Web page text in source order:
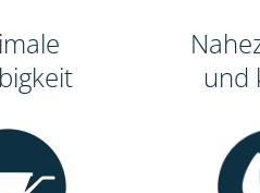
und